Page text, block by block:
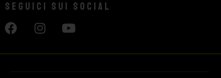
Seguici sui social